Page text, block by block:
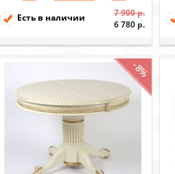
Есть в наличии
7 900 р.
6 780 р.
-8%